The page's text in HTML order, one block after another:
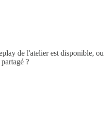
de l'atelier est disponible, ou
?